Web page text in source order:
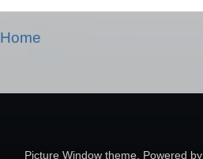
Home
Picture Window theme. Powered by